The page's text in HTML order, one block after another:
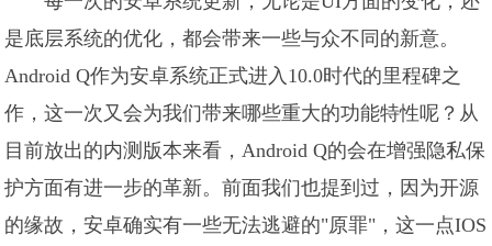
是底层系统的优化，都会带来一些与众不同的新意。
Android Q作为安卓系统正式进入10.0时代的里程碑之
作，这一次又会为我们带来哪些重大的功能特性呢？从
目前放出的内测版本来看，Android Q的会在增强隐私保
护方面有进一步的革新。前面我们也提到过，因为开源
的缘故，安卓确实有一些无法逃避的"原罪"，这一点IOS